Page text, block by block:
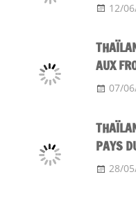
12/
AUX
07/
PAYS
28/